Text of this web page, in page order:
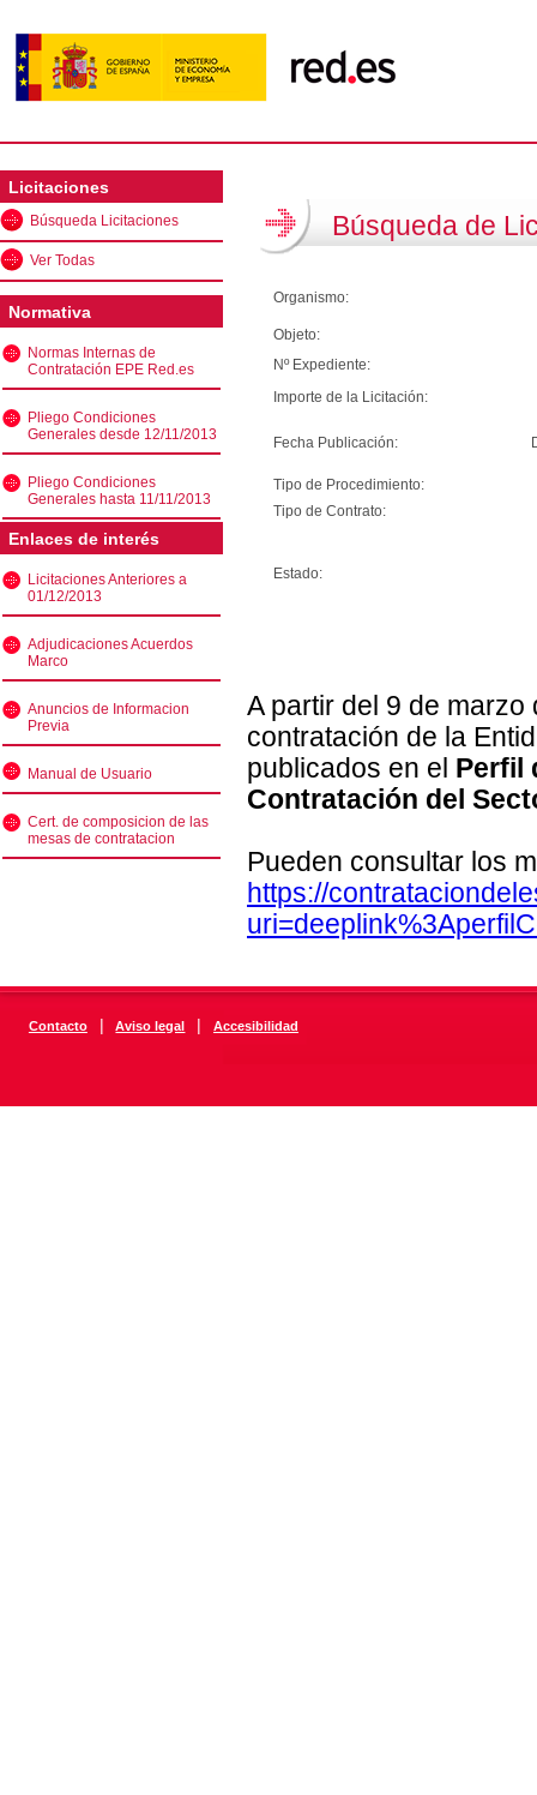
Licitaciones
Búsqueda Licitaciones
Ver Todas
Normativa
Normas Internas de
Contratación EPE Red.es
Pliego Condiciones
Generales desde 12/11/2013
Pliego Condiciones
Generales hasta 11/11/2013
Enlaces de interés
Licitaciones Anteriores a
01/12/2013
Adjudicaciones Acuerdos
Marco
Anuncios de Informacion
Previa
Manual de Usuario
Cert. de composicion de las
mesas de contratacion
Búsqueda de
Organismo:
Objeto:
Nº Expediente:
Importe de la Licitación:
Fecha Publicación:
Tipo de Procedimiento:
Tipo de Contrato:
Estado:
A partir del 9 de
contratación de la
publicados en el Perfil
Contratación del
Pueden consultar los
https://
Contacto | Aviso legal | Accesibilidad